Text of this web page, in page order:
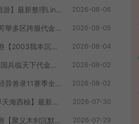
MT3换皮MH【天穹西游】最新整理Linux手工服务端+安卓苹果双端+GM后台+详细搭建教程+全套源码+视频教程 2026-08-06
宫斗养成手游【盛世芳華多区跨服代金券本地优化版】最新整理单机一键即玩端+Linux手工服务端+CDK授权后台+安卓+详细搭建教程 2026-08-05
RED三端引擎传奇手游【2003我本沉默】最新整理Win系服务端+安卓苹果PC三端+详细搭建教程 2026-08-04
三网H5策略手游【三国兵临天下代金券内购七合修复版】最新整理单机一键即玩镜像端+Linux手工服务端+管理后台+GM授权后台+简易安卓客户端+详细搭建教程+视频教程 2026-08-02
卡牌回合手游【山海经异兽录11赛季全人物代金券内购版】最新整理WIN系服务端+授权GM后台+管理后台+热更修改工具+安卓+详细搭建教程 2026-08-02
GGE2互通西游【神界天海西柚】最新整理Win系服务端+安卓苹果PC三端+内置GM工具+全套源码+详细搭建教程+视频教程 2026-07-30
RED三端引擎传奇手游【聚义木剑沉默高仿嘟嘟沉默】最新整理Win系服务端+安卓苹果PC三端+详细搭建教程 2026-07-29